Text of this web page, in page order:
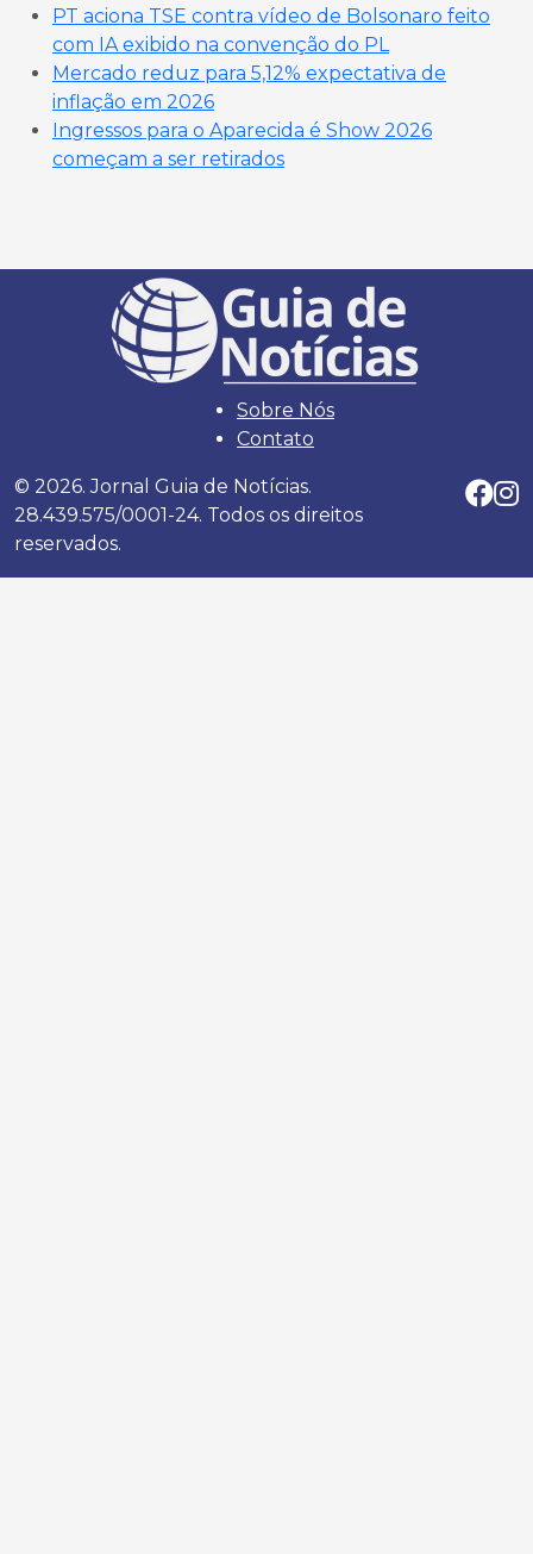
PT aciona TSE contra vídeo de Bolsonaro feito
com IA exibido na convenção do PL
Mercado reduz para 5,12% expectativa de
inflação em 2026
Ingressos para o Aparecida é Show 2026
começam a ser retirados
Sobre Nós
Contato
© 2026. Jornal Guia de Notícias.
28.439.575/0001-24. Todos os direitos
reservados.